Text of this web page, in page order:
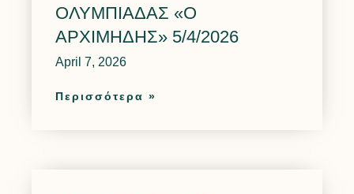
ΟΛΥΜΠΙΑΔΑΣ «O
ΑΡΧΙΜΗΔΗΣ» 5/4/2026
April 7, 2026
Περισσότερα »